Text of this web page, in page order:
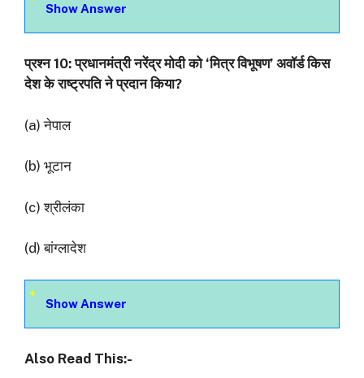
Show Answer
प्रश्‍न 10: प्रधानमंत्री नरेंद्र मोदी को ‘मित्र विभूषण’ अवॉर्ड किस
देश के राष्ट्रपति ने प्रदान किया?
(a) नेपाल
(b) भूटान
(c) श्रीलंका
(d) बांग्लादेश
Show Answer
Also Read This:-